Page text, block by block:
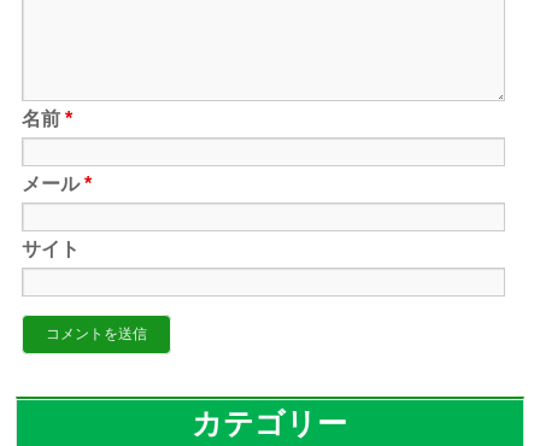
名前*
メール*
サイト
カテゴリー